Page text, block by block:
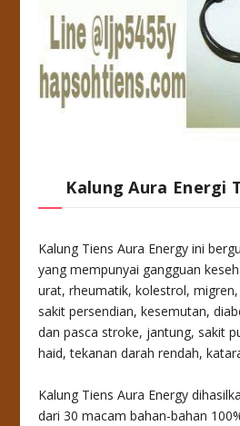
Kalung Aura Energi
Kalung Tiens Aura Energy ini
yang mempunyai gangguan
urat, rheumatik, kolestrol,
sakit persendian, kesemutan,
dan pasca stroke, jantung, sakit
haid, tekanan darah rendah,
Kalung Tiens Aura Energy
dari 30 macam bahan-bahan